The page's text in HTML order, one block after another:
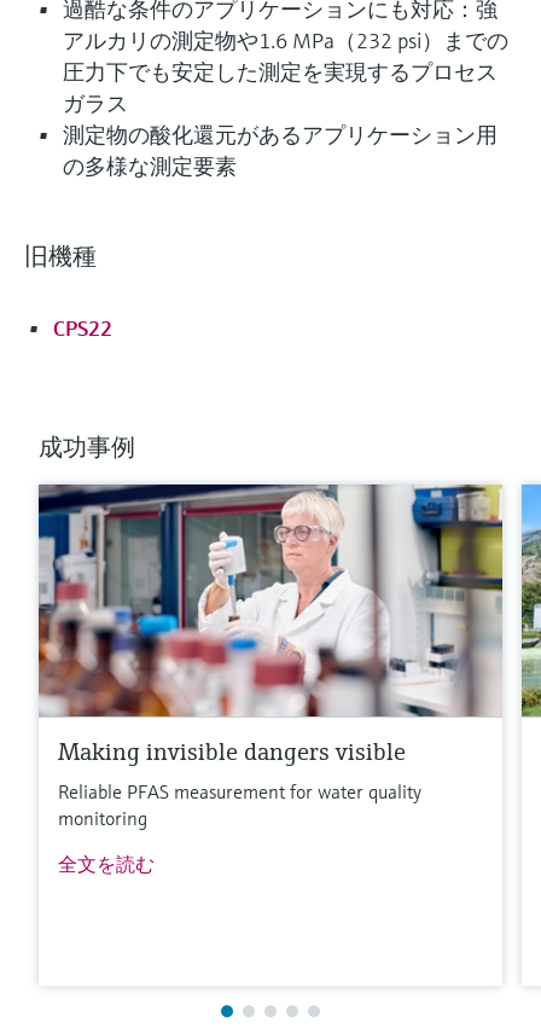
過酷な条件のアプリケーションにも対応：強
アルカリの測定物や1.6 MPa（232 psi）までの
圧力下でも安定した測定を実現するプロセス
ガラス
測定物の酸化還元があるアプリケーション用
の多様な測定要素
旧機種
CPS22
成功事例
Making invisible dangers visible
Reliable PFAS measurement for water quality
monitoring
全文を読む